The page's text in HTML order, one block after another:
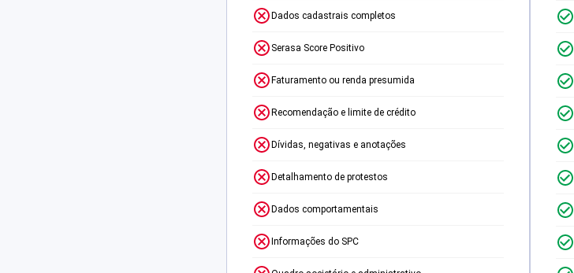
Dados cadastrais completos
Serasa Score Positivo
Faturamento ou renda presumida
Recomendação e limite de crédito
Dívidas, negativas e anotações
Detalhamento de protestos
Dados comportamentais
Informações do SPC